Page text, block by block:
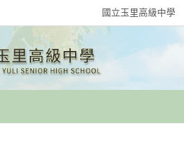
國立玉里高級中學